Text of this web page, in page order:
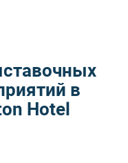
в
Hotel